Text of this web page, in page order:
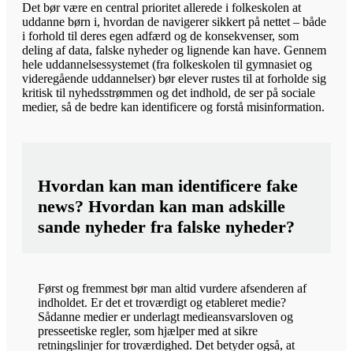
Det bør være en central prioritet allerede i folkeskolen at
uddanne børn i, hvordan de navigerer sikkert på nettet – både
i forhold til deres egen adfærd og de konsekvenser, som
deling af data, falske nyheder og lignende kan have. Gennem
hele uddannelsessystemet (fra folkeskolen til gymnasiet og
videregående uddannelser) bør elever rustes til at forholde sig
kritisk til nyhedsstrømmen og det indhold, de ser på sociale
medier, så de bedre kan identificere og forstå misinformation.
Hvordan kan man identificere fake
news? Hvordan kan man adskille
sande nyheder fra falske nyheder?
Først og fremmest bør man altid vurdere afsenderen af
indholdet. Er det et troværdigt og etableret medie?
Sådanne medier er underlagt medieansvarsloven og
presseetiske regler, som hjælper med at sikre
retningslinjer for troværdighed. Det betyder også, at